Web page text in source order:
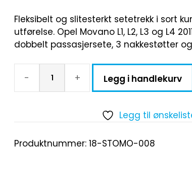
Fleksibelt og slitesterkt setetrekk i sort
utførelse. Opel Movano L1, L2, L3 og L4
dobbelt passasjersete, 3 nakkestøtter
- + Legg i handlekurv
Legg til
Produktnummer: 18-STOMO-008